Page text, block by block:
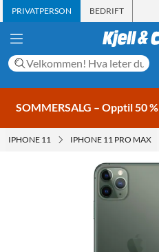
PRIVATPERSON BEDRIFT
SOMMERSALG – Opptil 50 %
IPHONE 11 IPHONE 11 PRO MAX